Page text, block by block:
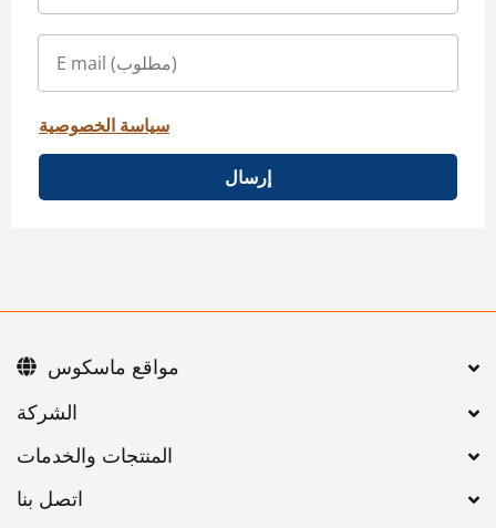
سياسة الخصوصية
إرسال
اتصل بنا
مواقع ماسكوس